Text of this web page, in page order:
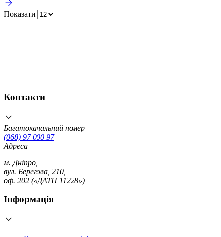
Показати
Контакти
Багатоканальний номер
(068) 97 000 97
Адреса
м. Дніпро,
вул. Берегова, 210,
оф. 202 («ДАТП 11228»)
Інформація